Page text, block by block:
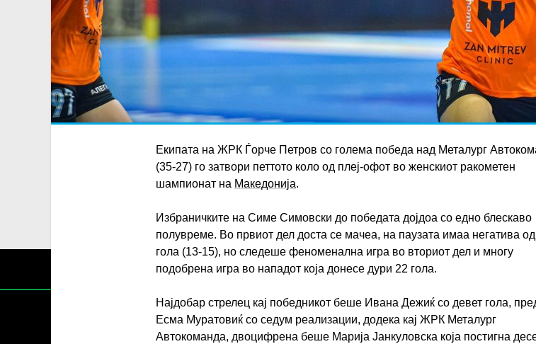
Екипата на ЖРК Ѓорче Петров со голема победа над Металург
(35-27) го затвори петтото коло од плеј-офот во женскиот ракометен
шампионат на Македонија.
Избраничките на Симе Симовски до победата дојдоа со едно блескаво
полувреме. Во првиот дел доста се мачеа, на паузата имаа негатива
гола (13-15), но следеше феноменална игра во вториот дел и многу
подобрена игра во нападот која донесе дури 22 гола.
Најдобар стрелец кај победникот беше Ивана Дежиќ со девет гола,
Есма Муратовиќ со седум реализации, додека кај ЖРК Металург
Автокоманда, двоцифрена беше Марија Јанкуловска која постигна
ИМПРЕСУМ МАРКЕТИНГ
© 2016-2026 Gol.mk
Сите права задржани